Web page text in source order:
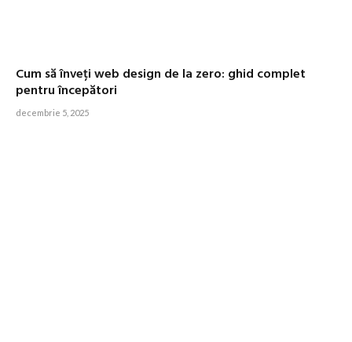
Cum să înveți web design de la zero: ghid complet
pentru începători
decembrie 5, 2025